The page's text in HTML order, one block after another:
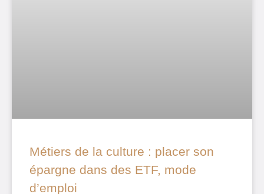
Métiers de la culture : placer son
épargne dans des ETF, mode
d’emploi